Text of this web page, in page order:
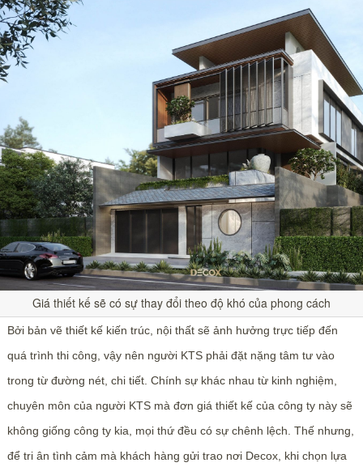
Giá thiết kế sẽ có sự thay đổi theo độ khó của phong cách
Bởi bản vẽ thiết kế kiến trúc, nội thất sẽ ảnh hưởng trực tiếp đến
quá trình thi công, vậy nên người KTS phải đặt nặng tâm tư vào
trong từ đường nét, chi tiết. Chính sự khác nhau từ kinh nghiệm,
chuyên môn của người KTS mà đơn giá thiết kế của công ty này sẽ
không giống công ty kia, mọi thứ đều có sự chênh lệch. Thế nhưng,
để tri ân tình cảm mà khách hàng gửi trao nơi Decox, khi chọn lựa